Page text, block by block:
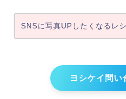
SNSに写真UPしたくなるレ
ヨシケイ問い